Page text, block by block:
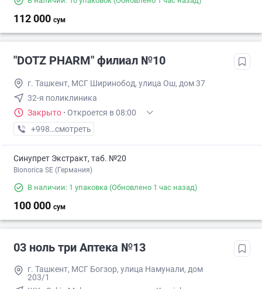
112 000 сум
"DOTZ PHARM" филиал №10
г. Ташкент, МСГ Ширинобод, улица Ош, дом 37
32-я поликлиника
Закрыто · Откроется в 08:00
+998 (77) XXX-XX-XX
смотреть
Синупрет Экстракт, таб. №20
Bionorica SE (Германия)
В наличии: 1 упаковка (Обновлено 1 час назад)
100 000 сум
03 ноль три Аптека №13
г. Ташкент, МСГ Богзор, улица Намунали, дом
203/1